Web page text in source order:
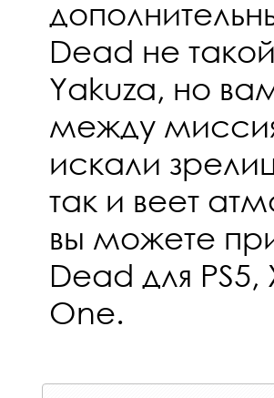
Dead не
Yakuza, но
между
искали
так и веет
вы можете
Dead для PS5,
One.